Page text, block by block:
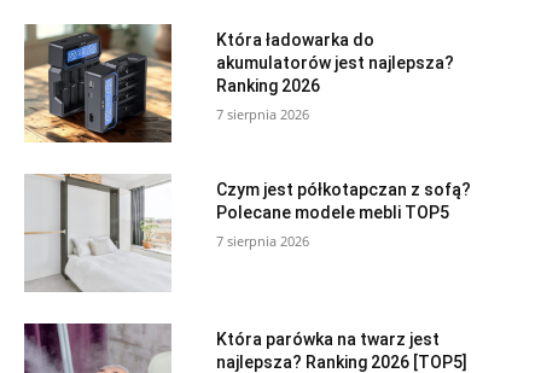
Która ładowarka do
akumulatorów jest najlepsza?
Ranking 2026
7 sierpnia 2026
Czym jest półkotapczan z sofą?
Polecane modele mebli TOP5
7 sierpnia 2026
Która parówka na twarz jest
najlepsza? Ranking 2026 [TOP5]